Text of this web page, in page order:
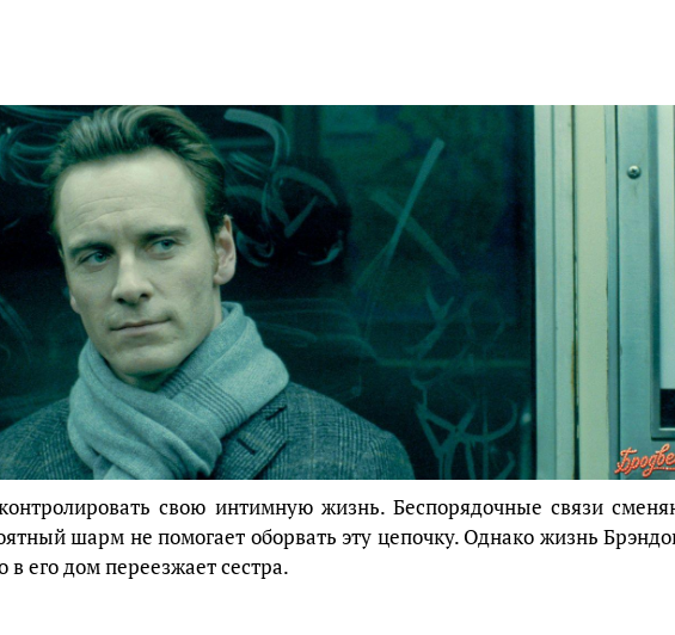
свою интимную жизнь. Беспорядочные связи
шарм не помогает оборвать эту цепочку. Однако жизнь
в его дом переезжает сестра.